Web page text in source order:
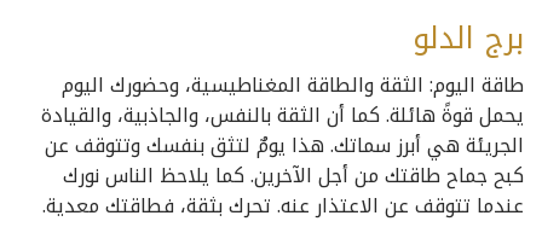
برج الدلو
طاقة اليوم: الثقة والطاقة المغناطيسية، وحضورك اليوم
يحمل قوةً هائلة. كما أن الثقة بالنفس، والجاذبية، والقيادة
الجريئة هي أبرز سماتك. هذا يومٌ لتثق بنفسك وتتوقف عن
كبح جماح طاقتك من أجل الآخرين. كما يلاحظ الناس نورك
عندما تتوقف عن الاعتذار عنه. تحرك بثقة، فطاقتك معدية.